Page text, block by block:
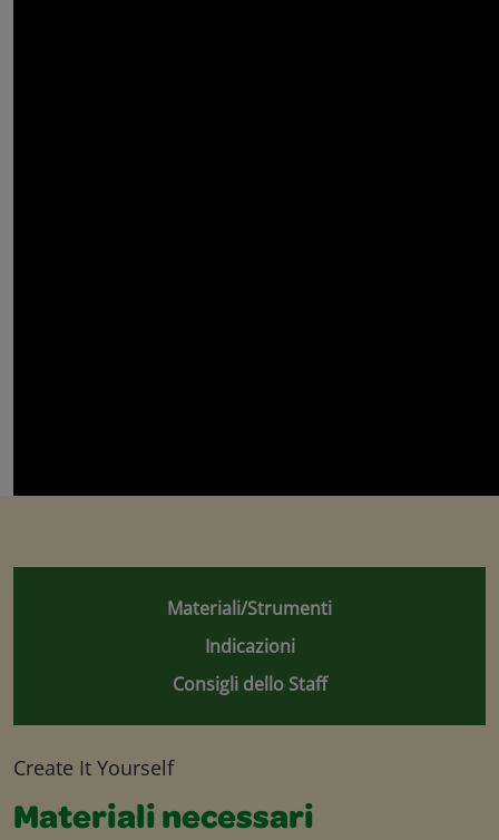
Materiali/Strumenti
Indicazioni
Consigli dello Staff
Create It Yourself
Materiali necessari